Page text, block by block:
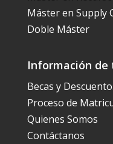
Máster en Supply
Doble Máster
Información de
Becas y
Proceso de
Quienes Somos
Contáctanos